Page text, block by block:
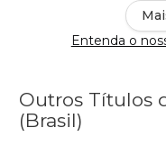
Entenda o
Outros Títulos
(Brasil)